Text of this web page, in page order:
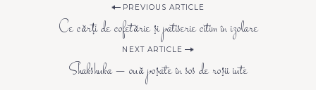
PREVIOUS ARTICLE
Ce cărţi de cofetărie şi patiserie citim în izolare
NEXT ARTICLE
Shakshuka – ouă poşate în sos de roşii iute